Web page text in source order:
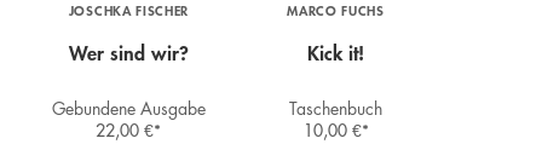
JOSCHKA FISCHER
Wer sind wir?
Gebundene Ausgabe
22,00€*
MARCO FUCHS
Kick it!
Taschenbuch
10,00 €*